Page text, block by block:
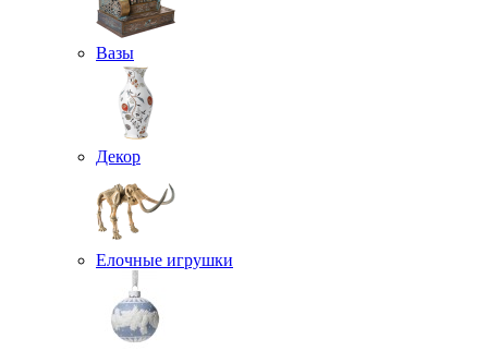
Вазы
Декор
Елочные игрушки